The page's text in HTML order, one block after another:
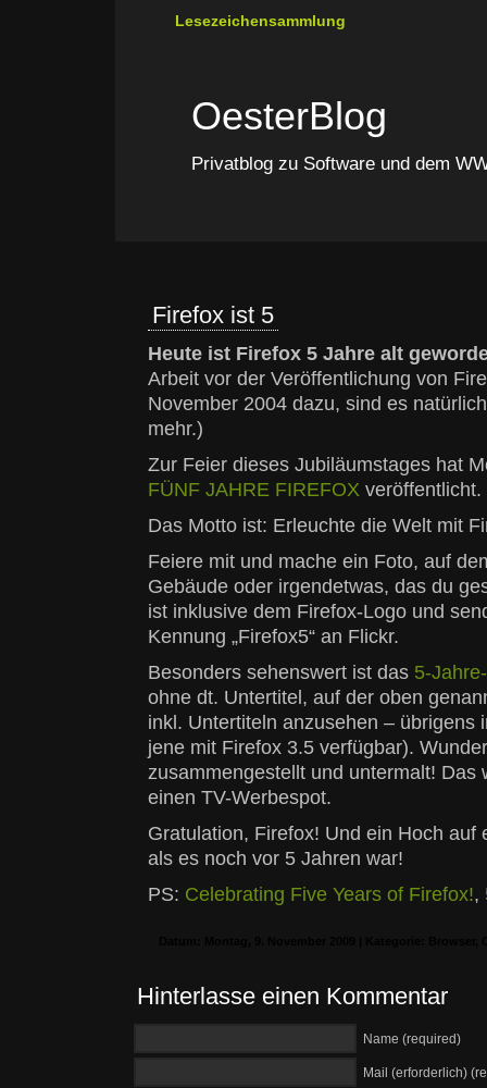
Lesezeichensammlung
OesterBlog
Privatblog zu Software und dem
Firefox ist 5
Heute ist Firefox 5 Jahre alt
Arbeit vor der Veröffentlichung von
November 2004 dazu, sind es
mehr.)
Zur Feier dieses Jubiläumstages hat
FÜNF JAHRE FIREFOX veröffentlicht.
Das Motto ist: Erleuchte die Welt mit
Feiere mit und mache ein Foto, auf
Gebäude oder irgendetwas, das du
ist inklusive dem Firefox-Logo und
Kennung „Firefox5“ an Flickr.
Besonders sehenswert ist das 5-
ohne dt. Untertitel, auf der oben
inkl. Untertiteln anzusehen – übrigens
jene mit Firefox 3.5 verfügbar).
zusammengestellt und untermalt! Das
einen TV-Werbespot.
Gratulation, Firefox! Und ein Hoch auf
als es noch vor 5 Jahren war!
PS: Celebrating Five Years of Firefox!,
Hinterlasse einen Kommentar
Name (required)
Mail (erforderlich)